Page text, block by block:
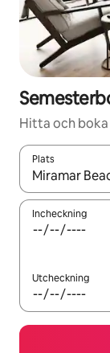
Hitta och
Plats
När
Incheckning
Utcheckning